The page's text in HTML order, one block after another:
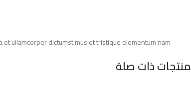
ullamcorper dictumst mus et tristique elementum nam
منتجات ذات صلة